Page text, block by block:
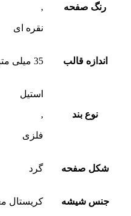
رنگ صفحه
,
نقره ای
اندازه قالب 35 میلی متر
نوع بند
استیل
,
فلزی
شکل صفحه گرد
جنس شیشه کریستال